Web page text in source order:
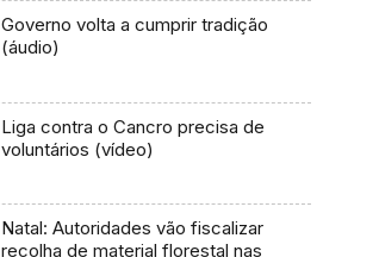
Governo volta a cumprir tradição
(áudio)
Liga contra o Cancro precisa de
voluntários (vídeo)
Natal: Autoridades vão fiscalizar
recolha de material florestal nas